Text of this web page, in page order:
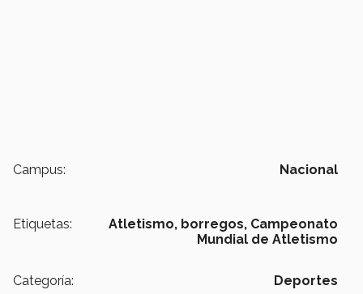
Campus: Nacional
Etiquetas: Atletismo, borregos, Campeonato
Mundial de Atletismo
Categoría: Deportes